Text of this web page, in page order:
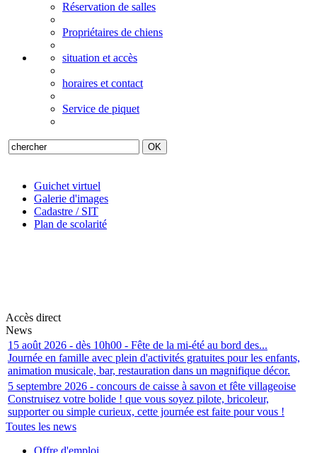
Réservation de salles
Propriétaires de chiens
situation et accès
horaires et contact
Service de piquet
Guichet virtuel
Galerie d'images
Cadastre / SIT
Plan de scolarité
Accès direct
News
15 août 2026 - dès 10h00 - Fête de la mi-été au bord des...
Journée en famille avec plein d'activités gratuites pour les enfants,
animation musicale, bar, restauration dans un magnifique décor.
5 septembre 2026 - concours de caisse à savon et fête villageoise
Construisez votre bolide ! que vous soyez pilote, bricoleur,
supporter ou simple curieux, cette journée est faite pour vous !
Toutes les news